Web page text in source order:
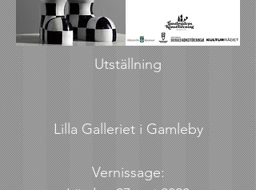
Utställning
Lilla Galleriet i Gamleby
Vernissage: